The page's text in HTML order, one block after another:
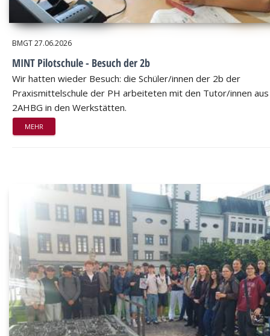
BMGT27.06.2026
MINT Pilotschule - Besuch der 2b
Wir hatten wieder Besuch: die Schüler/innen der 2b der
Praxismittelschule der PH arbeiteten mit den Tutor/innen
2AHBG in den Werkstätten.
MEHR